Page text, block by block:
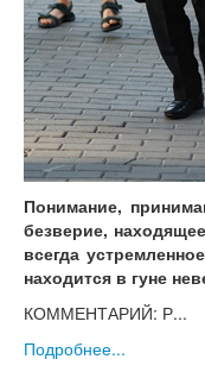
Понимание,
безверие,
всегда
находится в гуне
КОММЕНТАРИЙ: Р...
Подробнее...